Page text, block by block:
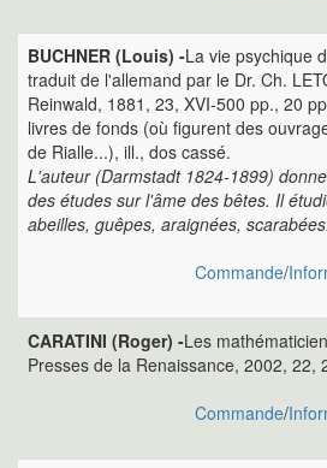
BUCHNER (Louis) -La vie psychique
traduit de l'allemand par le Dr. Ch.
Reinwald, 1881, 23, XVI-500 pp., 20
livres de fonds (où figurent des
de Rialle...), ill., dos cassé.
L'auteur (Darmstadt 1824-1899)
des études sur l'âme des bêtes. Il
abeilles, guêpes, araignées, scarabées.
Commande/
CARATINI (Roger) -Les
Presses de la Renaissance, 2002, 22,
Commande/